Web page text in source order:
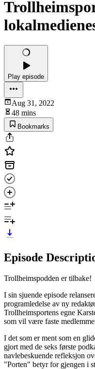
Play episode
Aug 31, 2022
48 mins
Bookmarks
Episode
Trollheimspodden er tilbake!
I sin sjuende episode
programledelse av ny
Trollheimsportens egne
som vil være faste
I det som er ment som en
gjort med de seks første
navlebeskuende refleksjon
"Porten" betyr for gjengen i